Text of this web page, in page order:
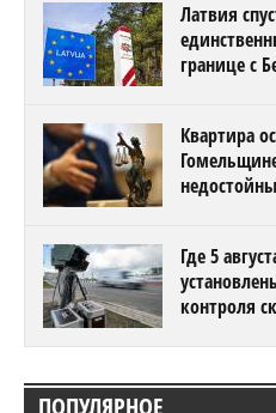
Латвия
границе с
Квартира
Где 5
контроля